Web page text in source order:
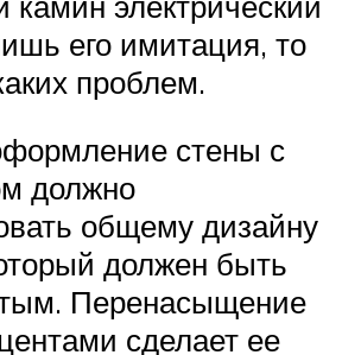
его имитация, то
проблем.
стены с
должно
общему дизайну
должен быть
Перенасыщение
сделает ее